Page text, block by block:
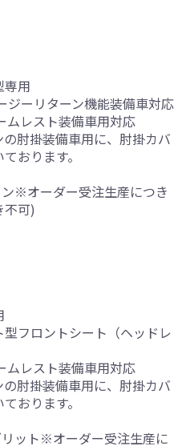
用
ーリターン機能装備車対応
レスト装備車用対応
肘掛装備車用に、肘掛カバ
おります。
※オーダー受注生産につき
可)
フロントシート（ヘッドレ
レスト装備車用対応
肘掛装備車用に、肘掛カバ
おります。
ット※オーダー受注生産に